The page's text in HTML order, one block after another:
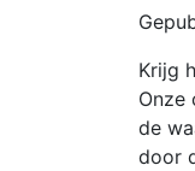
Krijg
Onze
de
door